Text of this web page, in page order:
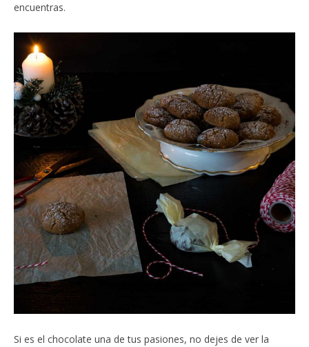
encuentras.
Si es el chocolate una de tus pasiones, no dejes de ver la